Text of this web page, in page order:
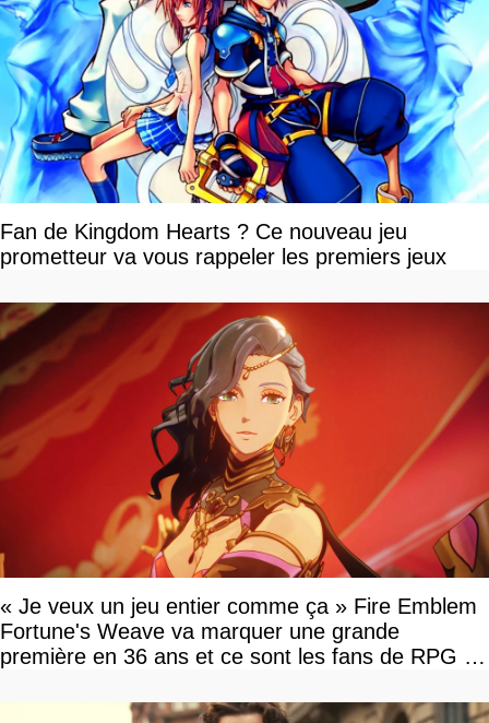
Fan de Kingdom Hearts ? Ce nouveau jeu
prometteur va vous rappeler les premiers jeux
« Je veux un jeu entier comme ça » Fire Emblem
Fortune's Weave va marquer une grande
première en 36 ans et ce sont les fans de RPG en